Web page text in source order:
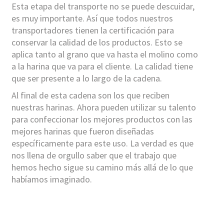
Esta etapa del transporte no se puede descuidar,
es muy importante. Así que todos nuestros
transportadores tienen la certificación para
conservar la calidad de los productos. Esto se
aplica tanto al grano que va hasta el molino como
a la harina que va para el cliente. La calidad tiene
que ser presente a lo largo de la cadena.
Al final de esta cadena son los que reciben
nuestras harinas. Ahora pueden utilizar su talento
para confeccionar los mejores productos con las
mejores harinas que fueron diseñadas
específicamente para este uso. La verdad es que
nos llena de orgullo saber que el trabajo que
hemos hecho sigue su camino más allá de lo que
habíamos imaginado.